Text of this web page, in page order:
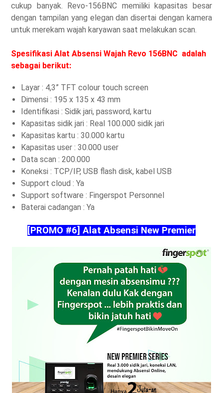
cukup banyak. Revo-156BNC memiliki kapasitas besar
dengan tampilan yang elegan dan disertai dengan kamera
untuk merekam wajah karyawan saat melakukan scan.
Spesifikasi Alat Absensi Wajah Revo 156BNC adalah
sebagai berikut:
Layar : 4,3” TFT colour touch screen
Dimensi : 195 x 135 x 43 mm
Identifikasi : Sidik jari, password, kartu
Kapasitas sidik jari : Real 100.000 sidik jari
Kapasitas kartu : 30.000 kartu
Kapasitas user : 30.000 user
Data scan : 200.000
Koneksi : TCP/IP, USB flash disk, kabel USB
Support cloud : Ya
Support software : Fingerspot Personnel
Baterai cadangan : Ya
[PROMO #6] Alat Absensi New Premier